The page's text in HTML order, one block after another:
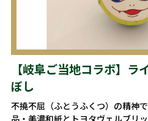
【岐阜ご当地コラボ】ラ
ぼし
不撓不屈（ふとうふくつ）の精神